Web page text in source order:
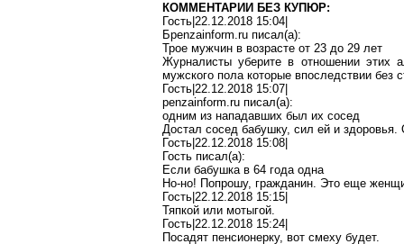
КОММЕНТАРИИ БЕЗ КУПЮР:
Гость|22.12.2018 15:04|
Бpenzainform.ru писал(a):
Трое мужчин в возрасте от 23 до 29 лет
Журналисты уберите в отношении этих
мужского полакоторые впоследствии без
Гость|22.12.2018 15:07|
penzainform.ru писал(a):
одним из нападавших был их сосед
Достал сосед бабушку, сил ей и
Гость|22.12.2018 15:08|
Гость писал(a):
Если бабушка в 64 года одна
Но-но! Попрошу, гражданин. Это еще
Гость|22.12.2018 15:15|
Тяпкой или мотыгой.
Гость|22.12.2018 15:24|
Посадят пенсионерку, вот смеху будет.